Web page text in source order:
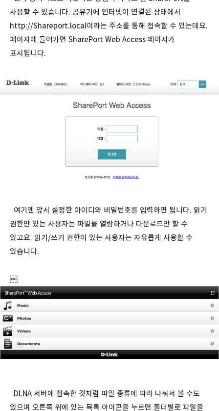
사용할 수 있습니다. 공유기에 인터넷이 연결된 상태에서
http://Shareport.local이라는 주소를 통해 접속할 수 있는데요.
페이지에 들어가면 SharePort Web Access 페이지가
표시됩니다.
여기엔 앞서 설정한 아이디와 비밀번호를 입력하면 됩니다. 읽기
권한만 있는 사용자는 파일을 열람하거나 다운로드만 할 수
있고요. 읽기/쓰기 권한이 있는 사용자는 자유롭게 사용할 수
있습니다.
￼
DLNA 서버에 접속한 것처럼 파일 종류에 따라 나눠서 볼 수도
있으며 오른쪽 위에 있는 목록 아이콘을 누르면 폴더별로 파일을